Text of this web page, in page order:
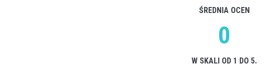
ŚREDNIA OCEN
0
W SKALI OD 1 DO 5.